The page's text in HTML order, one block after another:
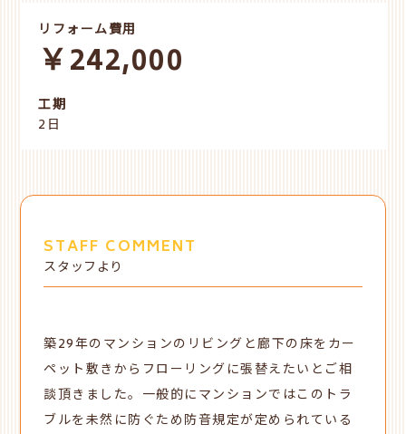
リフォーム費用
￥242,000
工期
2日
STAFF COMMENT
スタッフより
築29年のマンションのリビングと廊下の床をカー
ペット敷きからフローリングに張替えたいとご相
談頂きました。一般的にマンションではこのトラ
ブルを未然に防ぐため防音規定が定められている